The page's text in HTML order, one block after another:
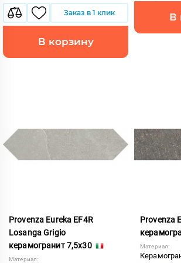
Заказ в 1 клик
В корзину
В
Provenza Eureka EF4R
Losanga Grigio
керамогранит 7,5x30
Материал:
Provenza
Материал: